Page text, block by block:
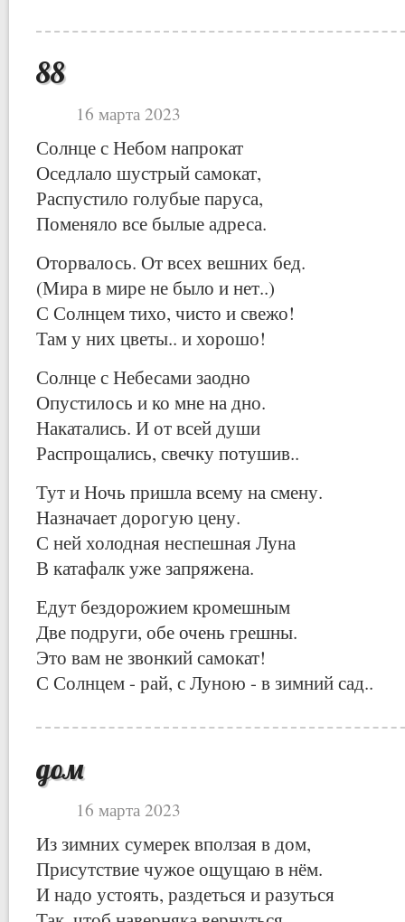
88
16 марта 2023
Солнце с Небом напрокат
Оседлало шустрый самокат,
Распустило голубые паруса,
Поменяло все былые адреса.
Оторвалось. От всех вешних бед.
(Мира в мире не было и нет..)
С Солнцем тихо, чисто и свежо!
Там у них цветы.. и хорошо!
Солнце с Небесами заодно
Опустилось и ко мне на дно.
Накатались. И от всей души
Распрощались, свечку потушив..
Тут и Ночь пришла всему на смену.
Назначает дорогую цену.
С ней холодная неспешная Луна
В катафалк уже запряжена.
Едут бездорожием кромешным
Две подруги, обе очень грешны.
Это вам не звонкий самокат!
С Солнцем - рай, с Луною - в зимний сад..
дом
16 марта 2023
Из зимних сумерек вползая в дом,
Присутствие чужое ощущаю в нём.
И надо устоять, раздеться и разуться